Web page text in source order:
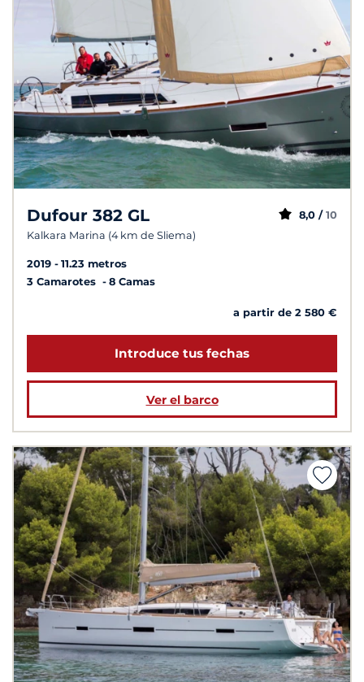
Dufour 382 GL
Kalkara Marina (4 km de Sliema)
8,0 / 10
2019
11.23 metros
3 Camarotes
8 Camas
a partir de 2 580 €
Introduce tus fechas
Ver el barco